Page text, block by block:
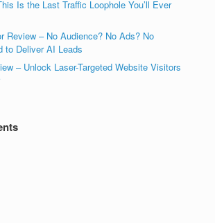
Is the Last Traffic Loophole You’ll Ever
Review – No Audience? No Ads? No
to Deliver AI Leads
– Unlock Laser-Targeted Website Visitors